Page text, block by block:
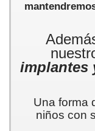
implantes
Una forma
niños con